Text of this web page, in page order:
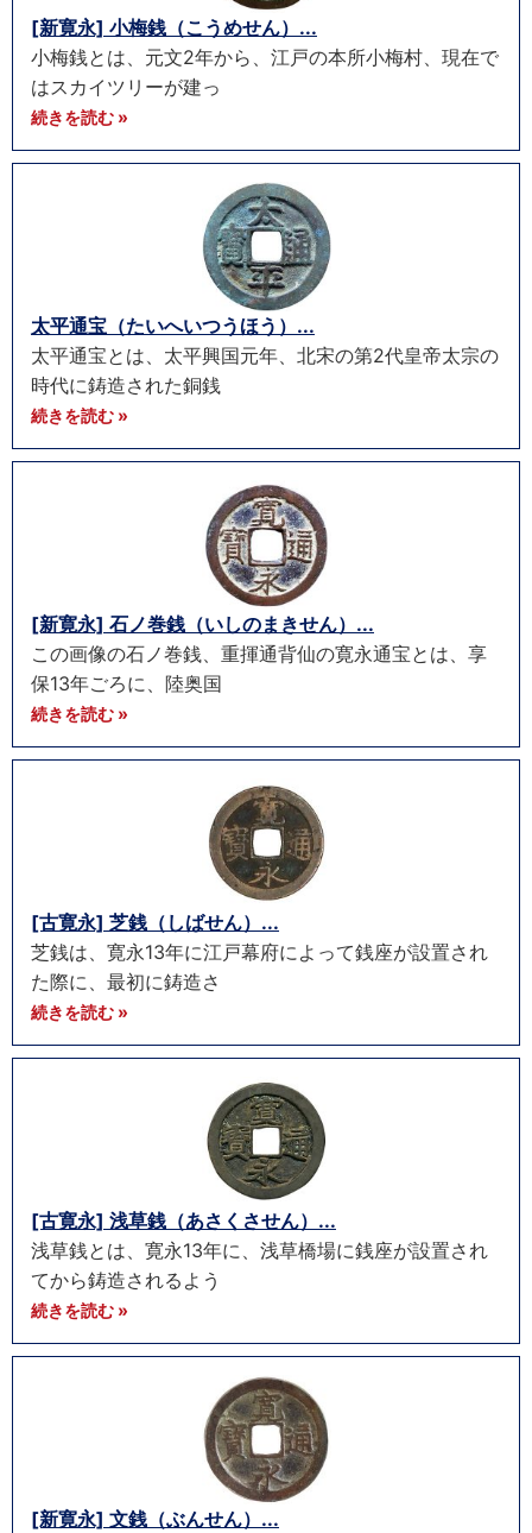
[新寛永] 小梅銭（こうめせん）...
小梅銭とは、元文2年から、江戸の本所小梅村、現在で
はスカイツリーが建っ
続きを読む »
太平通宝（たいへいつうほう）...
太平通宝とは、太平興国元年、北宋の第2代皇帝太宗の
時代に鋳造された銅銭
続きを読む »
[新寛永] 石ノ巻銭（いしのまきせん）...
この画像の石ノ巻銭、重揮通背仙の寛永通宝とは、享
保13年ごろに、陸奥国
続きを読む »
[古寛永] 芝銭（しばせん）...
芝銭は、寛永13年に江戸幕府によって銭座が設置され
た際に、最初に鋳造さ
続きを読む »
[古寛永] 浅草銭（あさくさせん）...
浅草銭とは、寛永13年に、浅草橋場に銭座が設置され
てから鋳造されるよう
続きを読む »
[新寛永] 文銭（ぶんせん）...